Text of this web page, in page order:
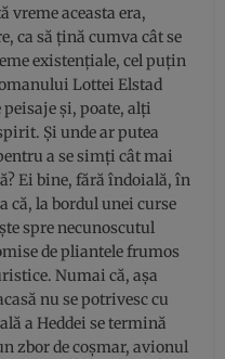
vreme aceasta era,
ca să țină cumva cât se
existențiale, cel puțin
Lottei Elstad
peisaje și, poate, alți
Și unde ar putea
a se simți cât mai
Ei bine, fără îndoială, în
că, la bordul unei curse
spre necunoscutul
de pliantele frumos
Numai că, așa
nu se potrivesc cu
a Heddei se termină
zbor de coșmar, avionul